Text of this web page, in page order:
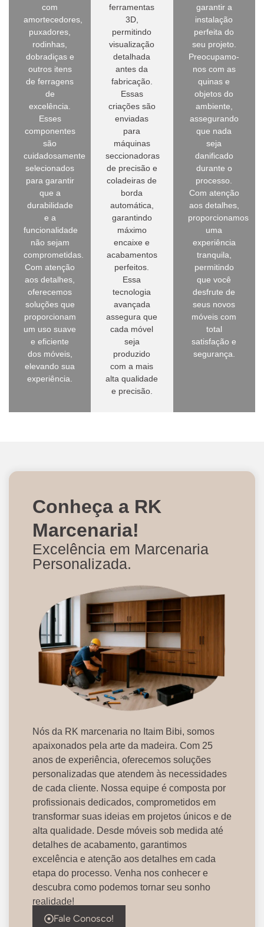
com
amortecedores,
puxadores,
rodinhas,
dobradiças e
outros itens
de ferragens
de
excelência.
Esses
componentes
são
cuidadosamente
selecionados
para garantir
que a
durabilidade
e a
funcionalidade
não sejam
comprometidas.
Com atenção
aos detalhes,
oferecemos
soluções que
proporcionam
um uso suave
e eficiente
dos móveis,
elevando sua
experiência.
ferramentas
3D,
permitindo
visualização
detalhada
antes da
fabricação.
Essas
criações são
enviadas
para
máquinas
seccionadoras
de precisão e
coladeiras de
borda
automática,
garantindo
máximo
encaixe e
acabamentos
perfeitos.
Essa
tecnologia
avançada
assegura que
cada móvel
seja
produzido
com a mais
alta qualidade
e precisão.
garantir a
instalação
perfeita do
seu projeto.
Preocupamo-
nos com as
quinas e
objetos do
ambiente,
assegurando
que nada
seja
danificado
durante o
processo.
Com atenção
aos detalhes,
proporcionamos
uma
experiência
tranquila,
permitindo
que você
desfrute de
seus novos
móveis com
total
satisfação e
segurança.
Conheça a RK
Marcenaria!
Excelência em Marcenaria
Personalizada.
Nós da RK marcenaria no Itaim Bibi, somos
apaixonados pela arte da madeira. Com 25
anos de experiência, oferecemos soluções
personalizadas que atendem às necessidades
de cada cliente. Nossa equipe é composta por
profissionais dedicados, comprometidos em
transformar suas ideias em projetos únicos e de
alta qualidade. Desde móveis sob medida até
detalhes de acabamento, garantimos
excelência e atenção aos detalhes em cada
etapa do processo. Venha nos conhecer e
descubra como podemos tornar seu sonho
realidade!
Fale Conosco!